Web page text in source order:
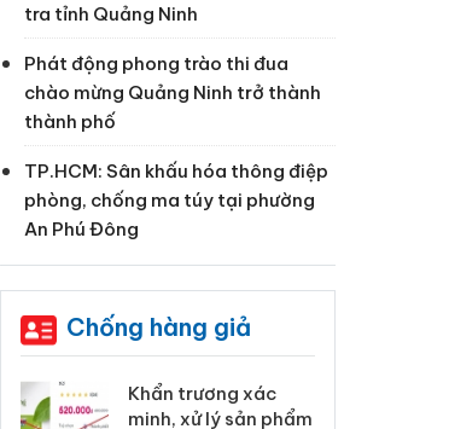
tra tỉnh Quảng Ninh
Phát động phong trào thi đua
chào mừng Quảng Ninh trở thành
thành phố
TP.HCM: Sân khấu hóa thông điệp
phòng, chống ma túy tại phường
An Phú Đông
Chống hàng giả
Khẩn trương xác
minh, xử lý sản phẩm